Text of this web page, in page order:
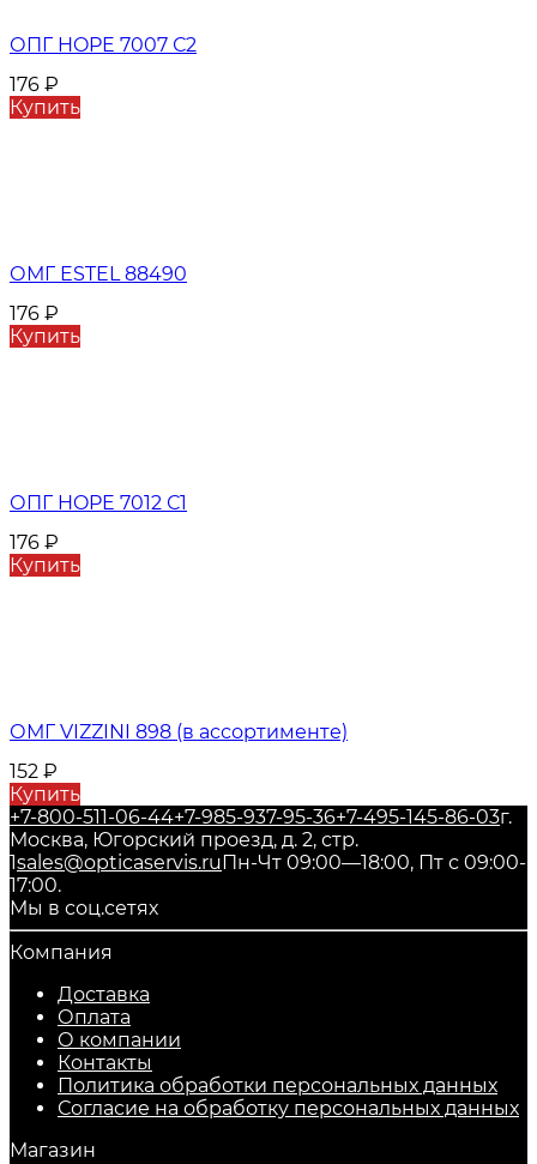
ОПГ HOPE 7007 С2
176 ₽
Купить
ОМГ ESTEL 88490
176 ₽
Купить
ОПГ HOPE 7012 С1
176 ₽
Купить
ОМГ VIZZINI 898 (в ассортименте)
152 ₽
Купить
+7-800-511-06-44+7-985-937-95-36+7-495-145-86-03г.
Москва, Югорский проезд, д. 2, стр.
1sales@opticaservis.ruПн-Чт 09:00—18:00, Пт с 09:00-
17:00.
Мы в соц.сетях
Компания
Доставка
Оплата
О компании
Контакты
Политика обработки персональных данных
Согласие на обработку персональных данных
Магазин